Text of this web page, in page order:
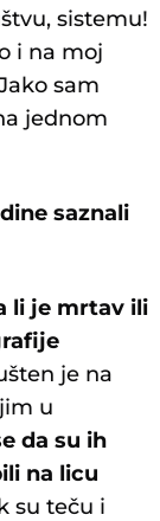
sistemu!
i na moj
sam
jednom
saznali
li je mrtav ili
je na
u
da su ih
na licu
su teču i